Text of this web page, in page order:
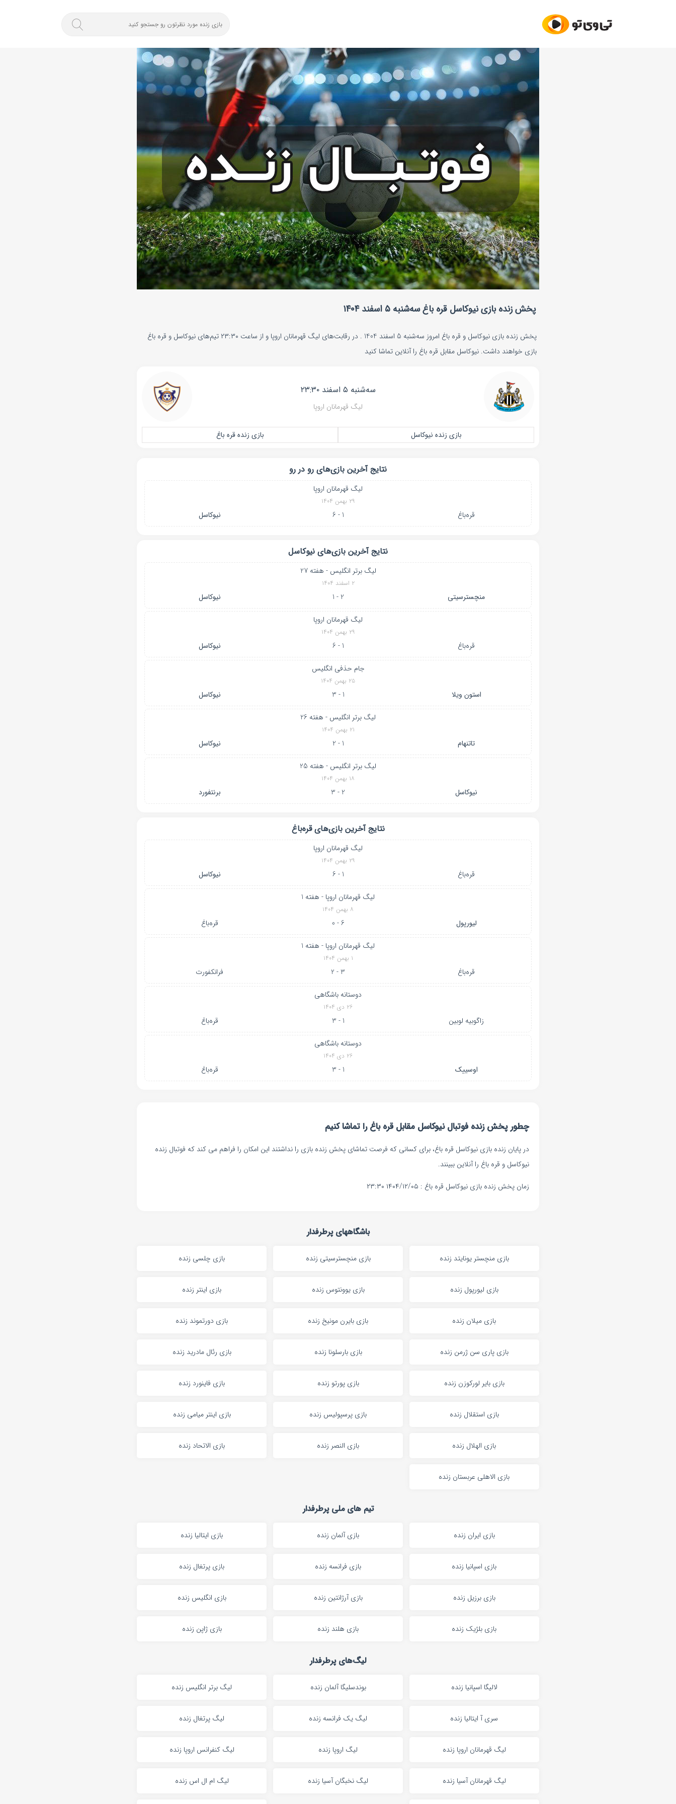
پخش زنده بازی نیوکاسل قره باغ سه‌شنبه ۵ اسفند ۱۴۰۴
پخش زنده بازی نیوکاسل و قره باغ امروز سه‌شنبه 5 اسفند 1404 . در رقابت‌های لیگ قهرمانان اروپا و از ساعت ۲۳:۳۰ تیم‌های نیوکاسل و قره باغ
بازی خواهند داشت. نیوکاسل مقابل قره باغ را آنلاین تماشا کنید
سه‌شنبه ۵ اسفند ۲۳:۳۰
لیگ قهرمانان اروپا
بازی زنده نیوکاسل بازی زنده قره باغ
نتایج آخرین بازی‌های رو در رو
لیگ قهرمانان اروپا
۲۹ بهمن ۱۴۰۴
قره‌باغ 1 - 6 نیوکاسل
نتایج آخرین بازی‌های نیوکاسل
لیگ برتر انگلیس - هفته 27
۲ اسفند ۱۴۰۴
منچسترسیتی 2 - 1 نیوکاسل
لیگ قهرمانان اروپا
۲۹ بهمن ۱۴۰۴
قره‌باغ 1 - 6 نیوکاسل
جام حذفی انگلیس
۲۵ بهمن ۱۴۰۴
استون ویلا 1 - 3 نیوکاسل
لیگ برتر انگلیس - هفته 26
۲۱ بهمن ۱۴۰۴
تاتنهام 1 - 2 نیوکاسل
لیگ برتر انگلیس - هفته 25
۱۸ بهمن ۱۴۰۴
نیوکاسل 2 - 3 برنتفورد
نتایج آخرین بازی‌های قره‌باغ
لیگ قهرمانان اروپا
۲۹ بهمن ۱۴۰۴
قره‌باغ 1 - 6 نیوکاسل
لیگ قهرمانان اروپا - هفته 1
۸ بهمن ۱۴۰۴
لیورپول 6 - 0 قره‌باغ
لیگ قهرمانان اروپا - هفته 1
۱ بهمن ۱۴۰۴
قره‌باغ 3 - 2 فرانکفورت
دوستانه باشگاهی
۲۶ دی ۱۴۰۴
زاگوبیه لوبین 1 - 3 قره‌باغ
دوستانه باشگاهی
۲۶ دی ۱۴۰۴
اوسییک 1 - 3 قره‌باغ
چطور پخش زنده فوتبال نیوکاسل مقابل قره باغ را تماشا کنیم
در پایان زنده بازی نیوکاسل قره باغ، برای کسانی که فرصت تماشای پخش زنده بازی را نداشتند این امکان را فراهم می کند که فوتبال زنده
نیوکاسل و قره باغ را آنلاین ببینند.
زمان پخش زنده بازی نیوکاسل قره باغ : ۱۴۰۴/۱۲/۰۵ ۲۳:۳۰
باشگاههای پرطرفدار
بازی منچستر یونایتد زنده بازی منچسترسیتی زنده بازی چلسی زنده
بازی لیورپول زنده بازی یوونتوس زنده بازی اینتر زنده
بازی میلان زنده بازی بایرن مونیخ زنده بازی دورتموند زنده
بازی پاری سن ژرمن زنده بازی بارسلونا زنده بازی رئال مادرید زنده
بازی بایر لورکوزن زنده بازی پورتو زنده بازی فاینورد زنده
بازی استقلال زنده بازی پرسپولیس زنده بازی اینتر میامی زنده
بازی الهلال زنده بازی النصر زنده بازی الاتحاد زنده
بازی الاهلی عربستان زنده
تیم های ملی پرطرفدار
بازی ایران زنده بازی آلمان زنده بازی ایتالیا زنده
بازی اسپانیا زنده بازی فرانسه زنده بازی پرتغال زنده
بازی برزیل زنده بازی آرژانتین زنده بازی انگلیس زنده
بازی بلژیک زنده بازی هلند زنده بازی ژاپن زنده
لیگ‌های پرطرفدار
لالیگا اسپانیا زنده بوندسلیگا آلمان زنده لیگ برتر انگلیس زنده
سری آ ایتالیا زنده لیگ یک فرانسه زنده لیگ پرتغال زنده
لیگ قهرمانان اروپا زنده لیگ اروپا زنده لیگ کنفرانس اروپا زنده
لیگ قهرمانان آسیا زنده لیگ نخبگان آسیا زنده لیگ ام ال اس زنده